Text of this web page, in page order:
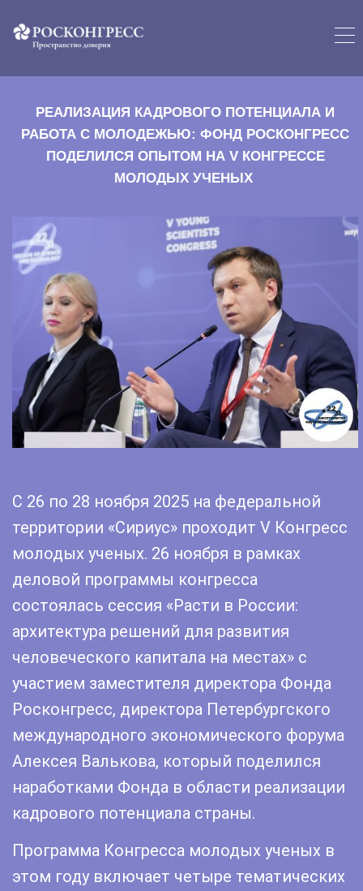
РЕАЛИЗАЦИЯ КАДРОВОГО ПОТЕНЦИАЛА И
РАБОТА С МОЛОДЕЖЬЮ: ФОНД РОСКОНГРЕСС
ПОДЕЛИЛСЯ ОПЫТОМ НА V КОНГРЕССЕ
МОЛОДЫХ УЧЕНЫХ
С 26 по 28 ноября 2025 на федеральной
территории «Сириус» проходит V Конгресс
молодых ученых. 26 ноября в рамках
деловой программы конгресса
состоялась сессия «Расти в России:
архитектура решений для развития
человеческого капитала на местах» с
участием заместителя директора Фонда
Росконгресс, директора Петербургского
международного экономического форума
Алексея Валькова, который поделился
наработками Фонда в области реализации
кадрового потенциала страны.
Программа Конгресса молодых ученых в
этом году включает четыре тематических